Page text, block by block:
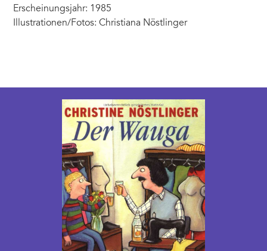
Erscheinungsjahr: 1985
Illustrationen/Fotos: Christiana Nöstlinger